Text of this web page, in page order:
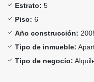
Estrato: 5
Piso: 6
Año construcción:
Tipo de inmueble:
Tipo de negocio: